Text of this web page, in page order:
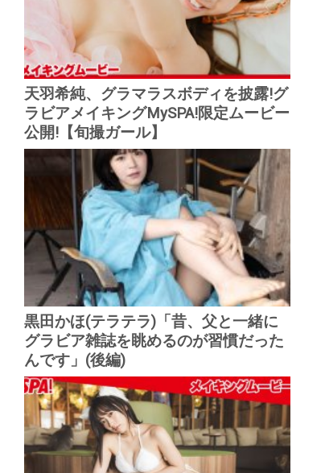
天羽希純、グラマラスボディを披露!グ
ラビアメイキングMySPA!限定ムービー
公開!【旬撮ガール】
黒田かほ(テラテラ)「昔、父と一緒に
グラビア雑誌を眺めるのが習慣だった
んです」(後編)